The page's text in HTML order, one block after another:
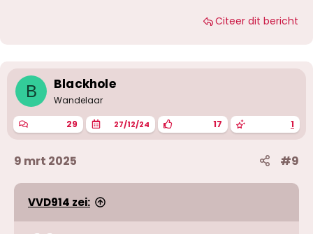
Citeer dit bericht
B Blackhole
Wandelaar
29 27/12/24 17 1
9 mrt 2025 #9
VVD914 zei: